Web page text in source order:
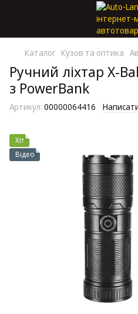
Каталог Кузов та оптика
Ручний ліхтар X-
з PowerBank
Артикул: 00000064416
Хіт
Відео